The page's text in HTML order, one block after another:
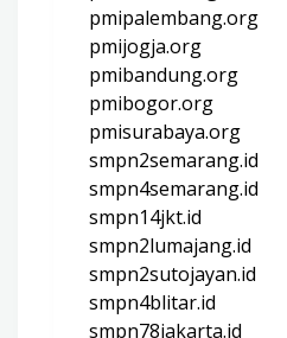
pmipalembang.org
pmijogja.org
pmibandung.org
pmibogor.org
pmisurabaya.org
smpn2semarang.id
smpn4semarang.id
smpn14jkt.id
smpn2lumajang.id
smpn2sutojayan.id
smpn4blitar.id
smpn78jakarta.id